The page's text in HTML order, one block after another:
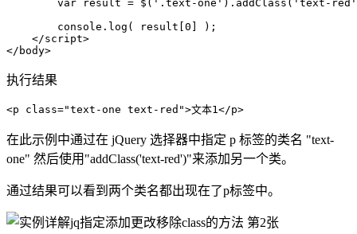
var result = $('.text-one').addClass('text-
console.log( result[0] );
</script>
</body>
执行结果
<p class="text-one text-red">文本1</p>
在此示例中通过在 jQuery 选择器中指定 p 标签的类名 "text-
one" 然后使用"addClass('text-red')"来添加另一个类。
通过结果可以看到两个类名都出现在了p标签中。